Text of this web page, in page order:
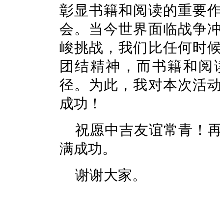
彰显书籍和阅读的重要
会。当今世界面临战争
峻挑战，我们比任何时
团结精神，而书籍和
径。为此，我对本次活
成功！
祝愿中吉友谊常青！
满成功。
谢谢大家。